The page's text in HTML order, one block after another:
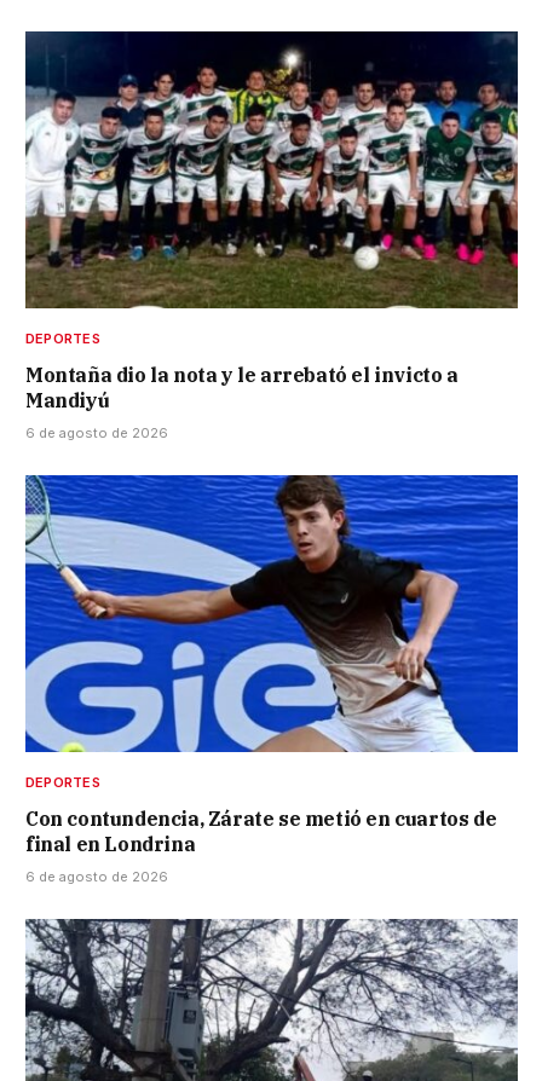
DEPORTES
Montaña dio la nota y le arrebató el invicto a
Mandiyú
6 de agosto de 2026
DEPORTES
Con contundencia, Zárate se metió en cuartos de
final en Londrina
6 de agosto de 2026